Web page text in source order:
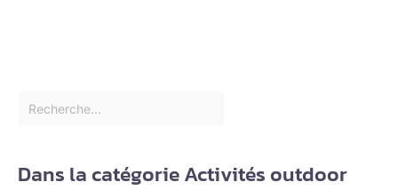
Dans la catégorie Activités outdoor